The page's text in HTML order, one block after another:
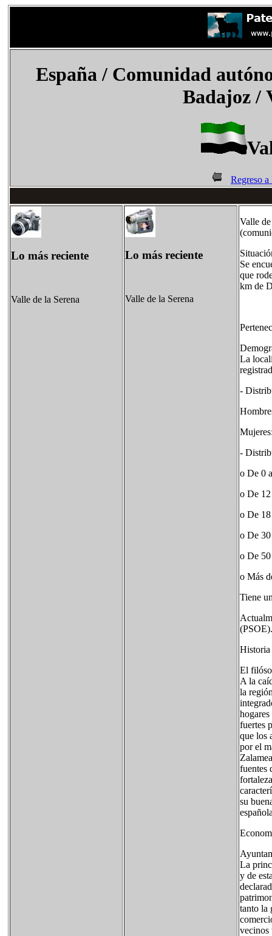
España/ Comunidad
Badajoz /
Regreso
Lo más reciente
Valle de la Serena
Lo más reciente
Valle de la Serena
Valle
Se
que
km de
La
-
-
o De 0
o De
o De
o De
o De
o Más
Tiene
(PSOE).
Historia
El
A la
la
fuertes
que los
por el
fuentes
su
La
y de
tanto la
vecinos